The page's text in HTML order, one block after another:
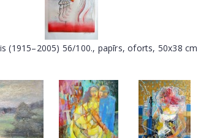
(1915–2005) 56/100., papīrs, oforts, 50x38 cm